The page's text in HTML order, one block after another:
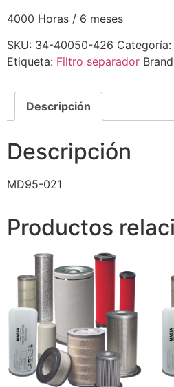
4000 Horas / 6 meses
SKU: 34-40050-426 Categoría:
Etiqueta: Filtro separador
Descripción
Descripción
MD95-021
Productos